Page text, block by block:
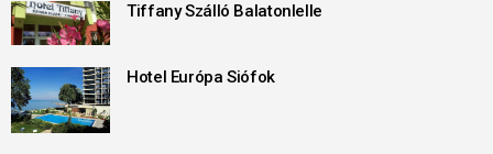
Tiffany Szálló Balatonlelle
Hotel Európa Siófok